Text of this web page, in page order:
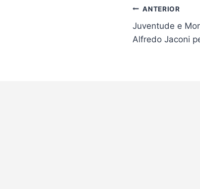
Navegação
de
Post
ANTERIOR
Juventude e
Alfredo Jaconi